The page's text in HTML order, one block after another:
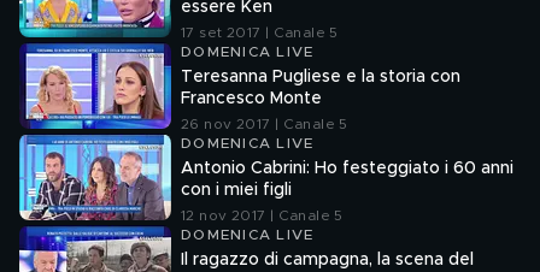
essere Ken
17 set 2017 | Canale 5
DOMENICA LIVE
Teresanna Pugliese e la storia con
Francesco Monte
26 nov 2017 | Canale 5
DOMENICA LIVE
Antonio Cabrini: Ho festeggiato i 60 anni
con i miei figli
12 nov 2017 | Canale 5
DOMENICA LIVE
Il ragazzo di campagna, la scena del